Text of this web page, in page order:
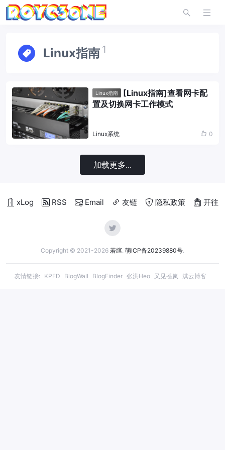
Linux指南 1
Linux指南
[Linux指南]查看网卡配
置及切换网卡工作模式
Linux系统 0
加载更多...
xLog RSS Email 友链 隐私政策 开往
Copyright © 2021-2026 若绾. 萌ICP备20239880号.
友情链接: KPFD BlogWall BlogFinder 张洪Heo 又见苍岚 淇云博客